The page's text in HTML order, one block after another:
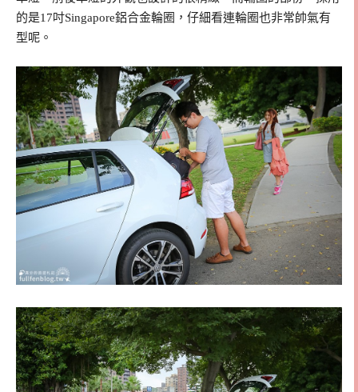
的是17吋Singapore鋁合金輪圈，仔細看連輪圈也非常帥氣有
型呢。